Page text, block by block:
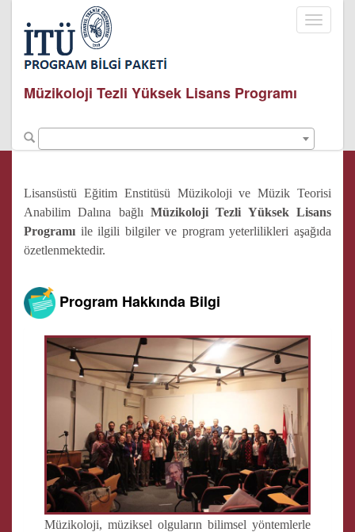
Toggle
Müzikoloji Tezli Yüksek Lisans Programı
Lisansüstü Eğitim Enstitüsü Müzikoloji ve Müzik Teorisi
Anabilim Dalına bağlı Müzikoloji Tezli Yüksek Lisans
Programı ile ilgili bilgiler ve program yeterlilikleri aşağıda
özetlenmektedir.
Program Hakkında Bilgi
Müzikoloji, müziksel olguların bilimsel yöntemlerle